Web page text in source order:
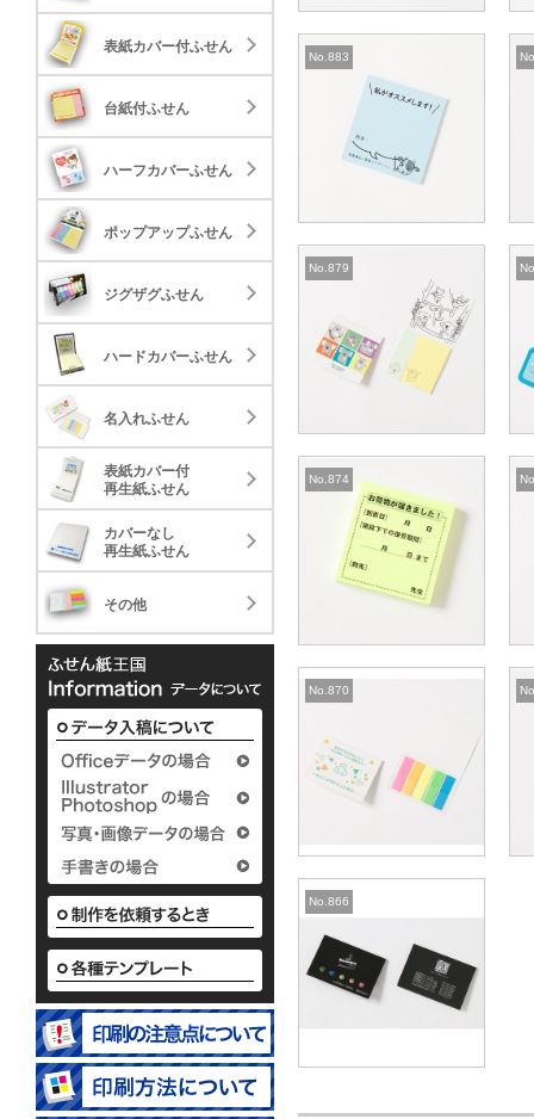
クイック表紙カバー付タ
22.061
標準タイプ
17.84
表紙カバー付ふせん
台紙付ふせん
台紙付ふせん
標準タイプ
23.72
ミ
ハーフカバーふせん
ハーフカバーふせん
28.88
30,000
ポップアップふせん
ポップアップふせん
標準タイプ
ジグザグふせん
ジグザグふせん
89.59
30,000
ハードカバーふせん
ハードカバーふせん
標準タイプ
236.13
1,000
名入れふせん
名入れふせん
ケースタイプ
49.3
表紙カバー付
再生紙ふせん
再生紙ふせん
ータイプ
33.03
カバーなし
再生紙ふせん
カバーなし
再生紙ふせん
12.65
30,000
その他
その他
2つ折付箋＆メモタイ
プ
50.62
名刺ポケット付タイプ
2022.03.17
株式会社アクション
様
(表紙カバー付タイ
No.883
2022.03.17
株式会社リフォーム
産業新聞社 様
(カバーなしタイプ)
No.879
2022.02.22
K・M 様
(表紙カバー付タイ
No.874
2022.02.22
遊学館高等学校 様
(カバーなしタイプ)
(
No.870
2022.02.22
八王子薬剤センター
様
(ブックタイプ)
No.866